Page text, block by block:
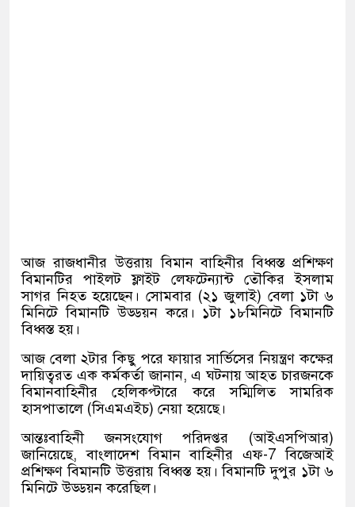
আজ রাজধানীর উত্তরায় বিমান বাহিনীর বিধ্বস্ত প্রশিক্ষণ
বিমানটির পাইলট ফ্লাইট লেফটেন্যান্ট তৌকির ইসলাম
সাগর নিহত হয়েছেন। সোমবার (২১ ‍জুলাই) বেলা ১টা ৬
মিনিটে বিমানটি উড্ডয়ন করে। ১টা ১৮মিনিটে বিমানটি
বিধ্বস্ত হয়।
আজ বেলা ২টার কিছু পরে ফায়ার সার্ভিসের নিয়ন্ত্রণ কক্ষের
দায়িত্বরত এক কর্মকর্তা জানান, এ ঘটনায় আহত চারজনকে
বিমানবাহিনীর হেলিকপ্টারে করে সম্মিলিত সামরিক
হাসপাতালে (সিএমএইচ) নেয়া হয়েছে।
আন্তঃবাহিনী জনসংযোগ পরিদপ্তর (আইএসপিআর)
জানিয়েছে, বাংলাদেশ বিমান বাহিনীর এফ-7 বিজেআই
প্রশিক্ষণ বিমানটি উত্তরায় বিধ্বস্ত হয়। বিমানটি দুপুর ১টা ৬
মিনিটে উড্ডয়ন করেছিল।